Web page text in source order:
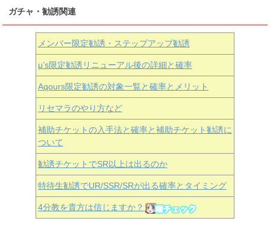
ガチャ・勧誘関連
メンバー限定勧誘・ステップアップ勧誘
μ’s限定勧誘リニューアル後の詳細と確率
Aqours限定勧誘の対象一覧と確率とメリット
リセマラのやり方など
補助チケットの入手法と確率と補助チケット勧誘に
ついて
勧誘チケットでSR以上は出るのか
特待生勧誘でUR/SSR/SRが出る確率とタイミング
4分教を貴方は信じますか？